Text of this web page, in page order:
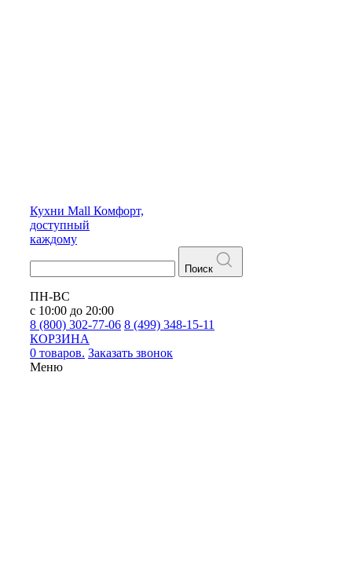
Кухни Mall Комфорт,
доступный
каждому
Поиск
ПН-ВС
с 10:00 до 20:00
8 (800) 302-77-06 8 (499) 348-15-11
КОРЗИНА
0 товаров. Заказать звонок
Меню